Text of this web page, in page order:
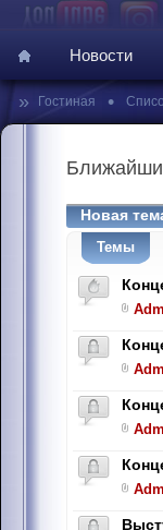
Новости
» Гостиная •
Новая
Темы